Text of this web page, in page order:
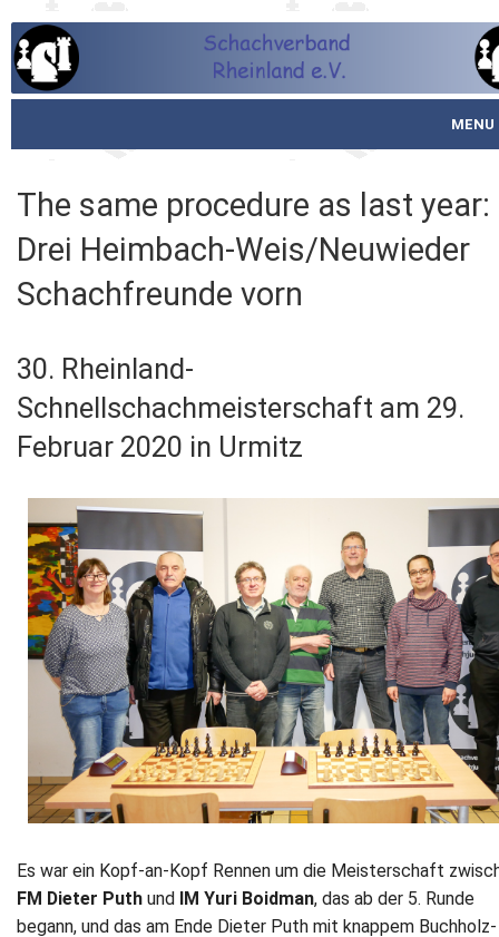
MENU
Spielbetrieb
Meistertafel
Fotos
Newsletter
Kontakt
Impressum
Datenschutz
The same procedure as last year:
Drei Heimbach-Weis/Neuwieder
Schachfreunde vorn
30. Rheinland-
Schnellschachmeisterschaft am 29.
Februar 2020 in Urmitz
Es war ein Kopf-an-Kopf Rennen um die Meisterschaft
FM Dieter Puth und IM Yuri Boidman, das ab der 5. Runde
begann, und das am Ende Dieter Puth mit knappem Buchholz-